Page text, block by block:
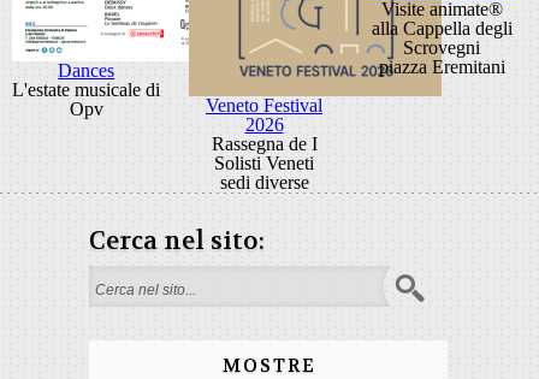
Dances
L'estate musicale di
Opv
Veneto Festival
2026
Rassegna de I
Solisti Veneti
sedi diverse
Visite animate®
alla Cappella degli
Scrovegni
piazza Eremitani
Cerca nel sito:
Search form
MOSTRE